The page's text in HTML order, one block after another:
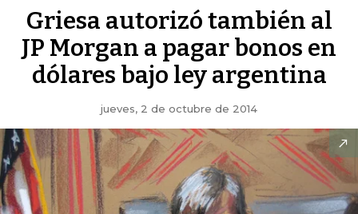
Griesa autorizó también al
JP Morgan a pagar bonos en
dólares bajo ley argentina
jueves, 2 de octubre de 2014